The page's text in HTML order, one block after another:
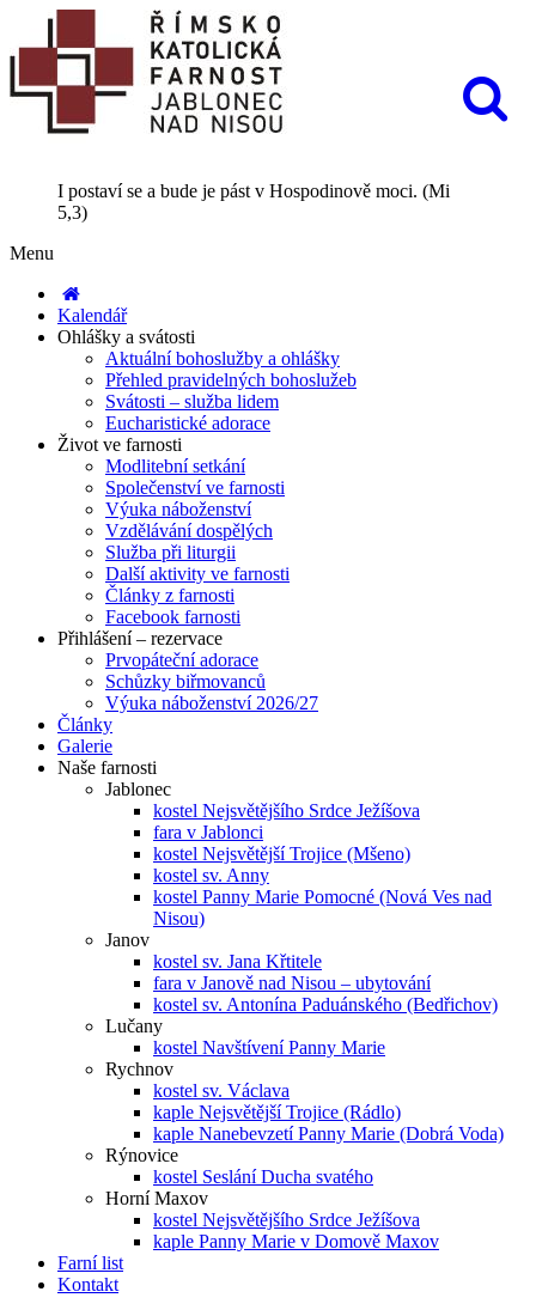
I postaví se a bude je pást v Hospodinově moci. (Mi
5,3)
Menu
Kalendář
Ohlášky a svátosti
Aktuální bohoslužby a ohlášky
Přehled pravidelných bohoslužeb
Svátosti – služba lidem
Eucharistické adorace
Život ve farnosti
Modlitební setkání
Společenství ve farnosti
Výuka náboženství
Vzdělávání dospělých
Služba při liturgii
Další aktivity ve farnosti
Články z farnosti
Facebook farnosti
Přihlášení – rezervace
Prvopáteční adorace
Schůzky biřmovanců
Výuka náboženství 2026/27
Články
Galerie
Naše farnosti
Jablonec
kostel Nejsvětějšího Srdce Ježíšova
fara v Jablonci
kostel Nejsvětější Trojice (Mšeno)
kostel sv. Anny
kostel Panny Marie Pomocné (Nová Ves nad
Nisou)
Janov
kostel sv. Jana Křtitele
fara v Janově nad Nisou – ubytování
kostel sv. Antonína Paduánského (Bedřichov)
Lučany
kostel Navštívení Panny Marie
Rychnov
kostel sv. Václava
kaple Nejsvětější Trojice (Rádlo)
kaple Nanebevzetí Panny Marie (Dobrá Voda)
Rýnovice
kostel Seslání Ducha svatého
Horní Maxov
kostel Nejsvětějšího Srdce Ježíšova
kaple Panny Marie v Domově Maxov
Farní list
Kontakt